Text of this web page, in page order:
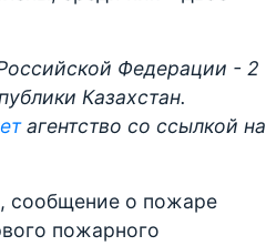
Федерации - 2
Казахстан.
агентство со ссылкой на
сообщение о пожаре
пожарного